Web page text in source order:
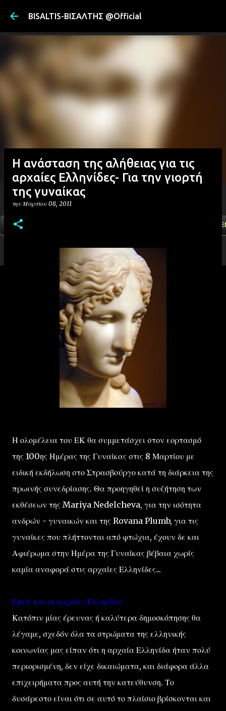
BISALTIS-ΒΙΣΑΛΤΗΣ @Official
ΑΡΧΙΚΗ
Η ανάσταση της αλήθειας για τις
αρχαίες Ελληνίδες- Για την γιορτή
της γυναίκας
την Μαρτίου 08, 2011
Η ολομέλεια του ΕΚ θα συμμετάσχει στον εορτασμό
της 100ης Ημέρας της Γυναίκας στις 8 Μαρτίου με
ειδική εκδήλωση στο Στρασβούργο κατά τη διάρκεια της
πρωινής συνεδρίασης. Θα προηγηθεί η συζήτηση των
εκθέσεων της Mariya Nedelcheva, για την ισότητα
ανδρών - γυναικών και της Rovana Plumb, για τις
γυναίκες που πλήττονται από φτώχια, έχουν δε και
Αφιέρωμα στην Ημέρα της Γυναίκας βέβαια χωρίς
καμία αναφορά στις αρχαίες Ελληνίδες...
Εμείς και οι αρχαίες Ελληνίδες
Κατόπιν μίας έρευνας ή καλύτερα δημοσκόπησης θα
λέγαμε, σχεδόν όλα τα στρώματα της ελληνικής
κοινωνίας μας είπαν ότι η αρχαία Ελληνίδα ήταν πολύ
περιορισμένη, δεν είχε δικαιώματα, και διάφορα άλλα
επιχειρήματα προς αυτή την κατεύθυνση. Το
δυσάρεστο είναι ότι σε αυτό το πλαίσιο βρίσκονται και